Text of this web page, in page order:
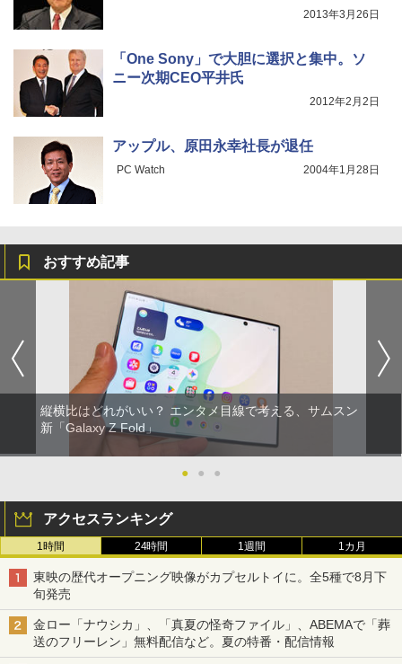
2013年3月26日
「One Sony」で大胆に選択と集中。ソ
ニー次期CEO平井氏
2012年2月2日
アップル、原田永幸社長が退任
PC Watch 2004年1月28日
おすすめ記事
縦横比はどれがいい？ エンタメ目線で考える、サムスン
新「Galaxy Z Fold」
● ● ●
アクセスランキング
1時間 24時間 1週間 1カ月
東映の歴代オープニング映像がカプセルトイに。全5種で8月下
旬発売
金ロー「ナウシカ」、「真夏の怪奇ファイル」、ABEMAで「葬
送のフリーレン」無料配信など。夏の特番・配信情報